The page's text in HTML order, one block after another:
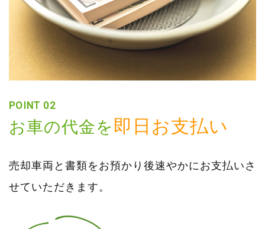
POINT 02
お車の代金を即日お支払い
売却車両と書類をお預かり後速やかにお支払いさ
せていただきます。